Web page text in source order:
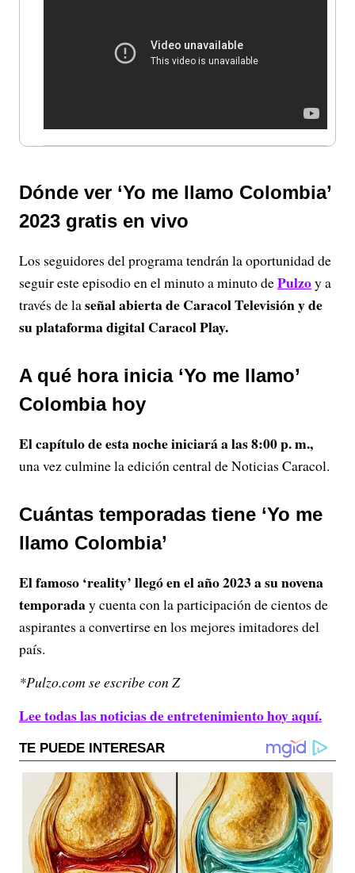
Dónde ver ‘Yo me llamo Colombia’
2023 gratis en vivo
Los seguidores del programa tendrán la oportunidad de
seguir este episodio en el minuto a minuto dePulzoy a
través de laseñal abierta de Caracol Televisión y de
su plataforma digital Caracol Play.
A qué hora inicia ‘Yo me llamo’
Colombia hoy
El capítulo de esta noche iniciará a las 8:00 p. m.,
una vez culmine la edición central de Noticias Caracol.
Cuántas temporadas tiene ‘Yo me
llamo Colombia’
El famoso ‘reality’ llegó en el año 2023 a su novena
temporaday cuenta con la participación de cientos de
aspirantes a convertirse en los mejores imitadores del
país.
*Pulzo.com se escribe con Z
Lee todas las noticias de entretenimiento hoy aquí.